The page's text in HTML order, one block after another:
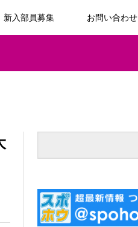
新入部員募集 お問い合わせ